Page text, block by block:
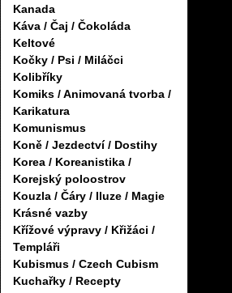
Kanada
Káva / Čaj / Čokoláda
Keltové
Kočky / Psi / Miláčci
Kolibříky
Komiks / Animovaná tvorba /
Karikatura
Komunismus
Koně / Jezdectví / Dostihy
Korea / Koreanistika /
Korejský poloostrov
Kouzla / Čáry / Iluze / Magie
Krásné vazby
Křížové výpravy / Křižáci /
Templáři
Kubismus / Czech Cubism
Kuchařky / Recepty